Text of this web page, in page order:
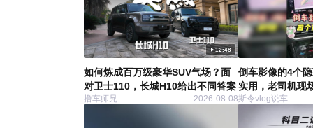
12:48
如何炼成百万级豪华SUV气场？面
对卫士110，长城H10给出不同答案
撸车师兄 2026-08-08
倒车影像的4个
实用，老司机现
斯令vlog说车